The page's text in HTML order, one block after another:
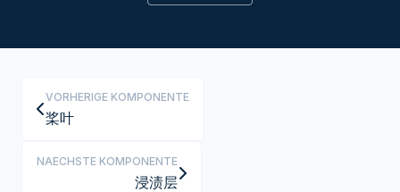
VORHERIGE KOMPONENTE
桨叶
NAECHSTE KOMPONENTE
浸渍层